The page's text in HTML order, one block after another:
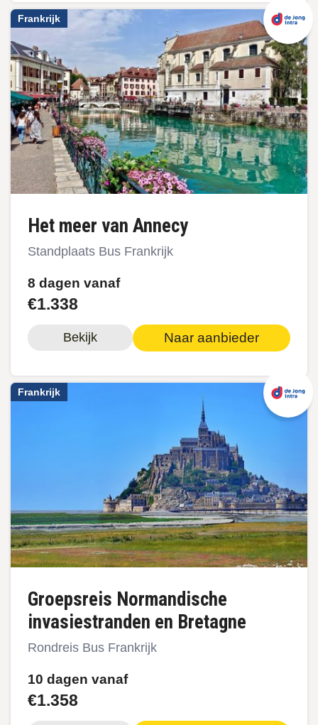
Frankrijk
Het meer van Annecy
Standplaats Bus Frankrijk
8 dagen vanaf
€1.338
Bekijk Naar aanbieder
Frankrijk
Groepsreis Normandische
invasiestranden en Bretagne
Rondreis Bus Frankrijk
10 dagen vanaf
€1.358